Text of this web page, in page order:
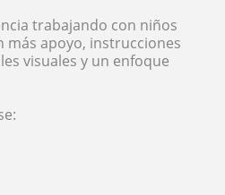
trabajando con niños
más apoyo, instrucciones
visuales y un enfoque